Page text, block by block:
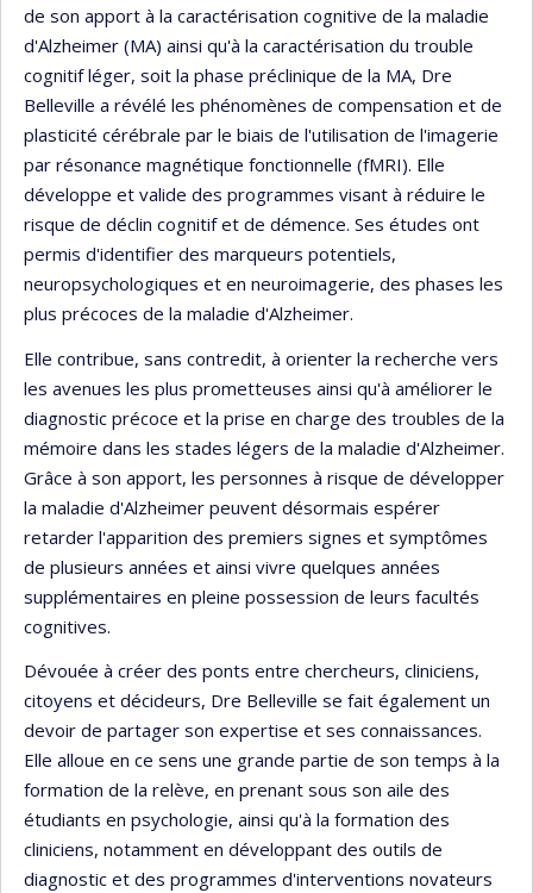
de son apport à la caractérisation cognitive de la maladie
d'Alzheimer (MA) ainsi qu'à la caractérisation du trouble
cognitif léger, soit la phase préclinique de la MA, Dre
Belleville a révélé les phénomènes de compensation et de
plasticité cérébrale par le biais de l'utilisation de l'imagerie
par résonance magnétique fonctionnelle (fMRI). Elle
développe et valide des programmes visant à réduire le
risque de déclin cognitif et de démence. Ses études ont
permis d'identifier des marqueurs potentiels,
neuropsychologiques et en neuroimagerie, des phases les
plus précoces de la maladie d'Alzheimer.
Elle contribue, sans contredit, à orienter la recherche vers
les avenues les plus prometteuses ainsi qu'à améliorer le
diagnostic précoce et la prise en charge des troubles de la
mémoire dans les stades légers de la maladie d'Alzheimer.
Grâce à son apport, les personnes à risque de développer
la maladie d'Alzheimer peuvent désormais espérer
retarder l'apparition des premiers signes et symptômes
de plusieurs années et ainsi vivre quelques années
supplémentaires en pleine possession de leurs facultés
cognitives.
Dévouée à créer des ponts entre chercheurs, cliniciens,
citoyens et décideurs, Dre Belleville se fait également un
devoir de partager son expertise et ses connaissances.
Elle alloue en ce sens une grande partie de son temps à la
formation de la relève, en prenant sous son aile des
étudiants en psychologie, ainsi qu'à la formation des
cliniciens, notamment en développant des outils de
diagnostic et des programmes d'interventions novateurs